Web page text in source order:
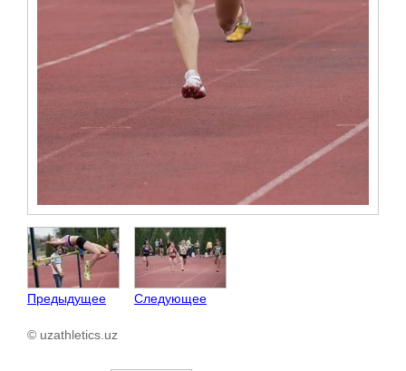
Предыдущее Следующее
© uzathletics.uz